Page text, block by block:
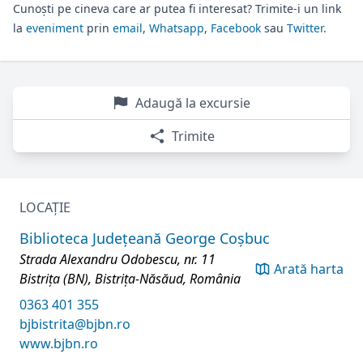
Cunoști pe cineva care ar putea fi interesat? Trimite-i un link
la eveniment prin email, Whatsapp, Facebook sau Twitter.
Adaugă la excursie
Trimite
LOCAȚIE
Biblioteca Județeană George Coșbuc
Strada Alexandru Odobescu, nr. 11
Bistrița (BN), Bistrița-Năsăud, România
Arată harta
0363 401 355
bjbistrita@bjbn.ro
www.bjbn.ro